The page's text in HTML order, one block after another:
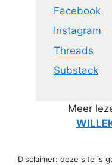
Facebook
Instagram
Threads
Substack
Meer
Disclaimer: deze site is